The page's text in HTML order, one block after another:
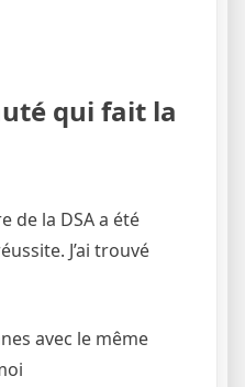
qui fait la
de la DSA a été
J’ai trouvé
avec le même